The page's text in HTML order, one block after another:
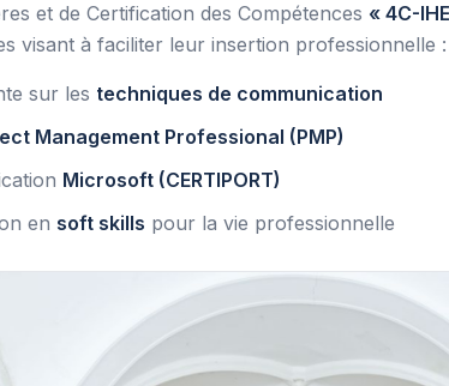
et de Certification des Compétences « 4C-
visant à faciliter leur insertion professionnelle :
sur les techniques de communication
Management Professional (PMP)
Microsoft (CERTIPORT)
en soft skills pour la vie professionnelle